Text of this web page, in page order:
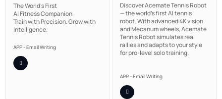
The World's First
AI Fitness Companion
Train with Precision.Grow with
Intelligence.
APP - Email Writing
Discover Acemate Tennis Robot
— the world’s first AI tennis
robot. With advanced 4K vision
and Mecanum wheels, Acemate
Tennis Robot simulates real
rallies and adapts to your style
for pro-level solo training.
APP - Email Writing